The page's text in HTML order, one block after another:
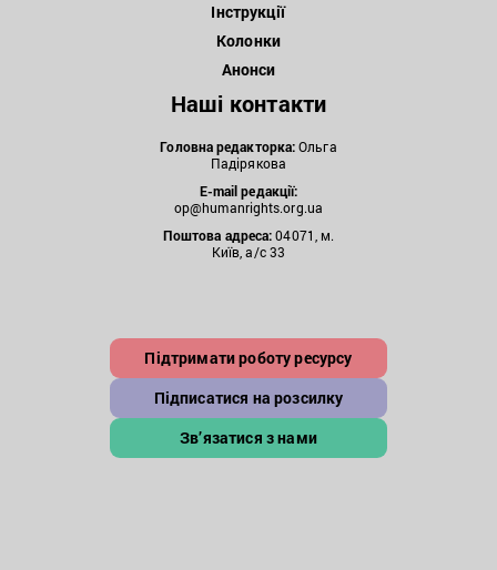
Інструкції
Колонки
Анонси
Наші контакти
Головна редакторка:Ольга
Падірякова
E-mail редакції:
op@humanrights.org.ua
Поштова адреса:04071, м.
Київ, а/с 33
Підтримати роботу ресурсу
Підписатися на розсилку
Зв’язатися з нами